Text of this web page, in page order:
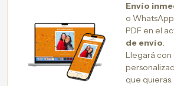
Envío
o
PDF en el
de envío.
Llegará con
que quieras.